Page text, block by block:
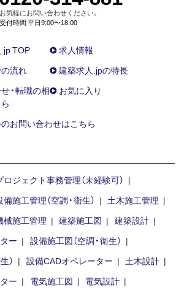
お気軽にお問い合わせください。
受付時間 平日9:00〜18:00
TOP
求人情報
流れ
建築求人.jpの特長
・転職の相
お気に入り
お問い合わせはこちら
ロジェクト事務管理（未経験可）
備施工管理（空調・衛生）
土木施工管理
械施工管理 建築施工図
建築設計
ー
設備施工図（空調・衛生）
）
設備CADオペレーター
土木設計
ー
電気施工図
電気設計